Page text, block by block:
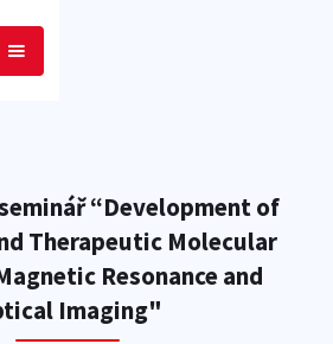
“Development of
Therapeutic Molecular
Resonance and
Imaging"